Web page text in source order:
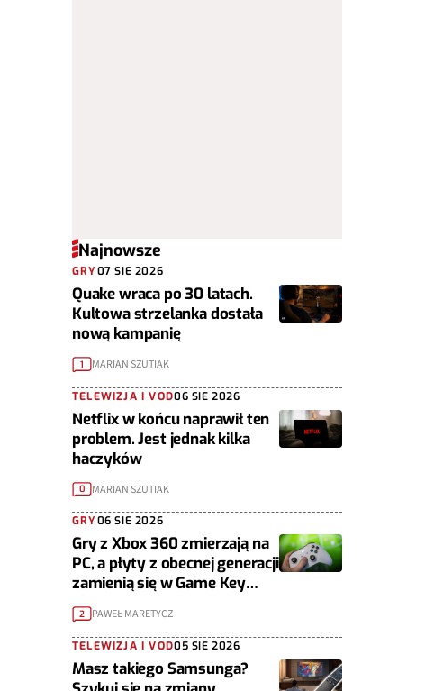
Najnowsze
GRY07 SIE 2026
Quake wraca po 30 latach.
Kultowa strzelanka dostała
nową kampanię
1 MARIAN SZUTIAK
TELEWIZJA I VOD06 SIE 2026
Netflix w końcu naprawił ten
problem. Jest jednak kilka
haczyków
0 MARIAN SZUTIAK
GRY06 SIE 2026
Gry z Xbox 360 zmierzają na
PC, a płyty z obecnej generacji
zamienią się w Game Key
Cardy
2 PAWEŁ MARETYCZ
TELEWIZJA I VOD05 SIE 2026
Masz takiego Samsunga?